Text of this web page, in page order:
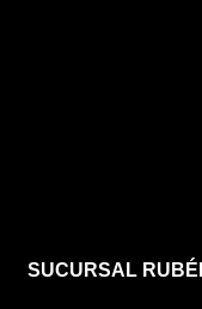
SUCURSAL